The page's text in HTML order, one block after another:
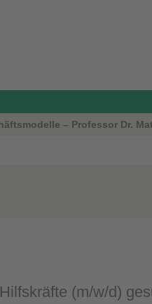
– Professor Dr.
(m/w/d)